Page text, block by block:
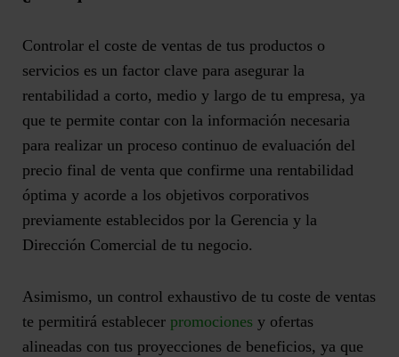
Controlar el coste de ventas de tus productos o
servicios es un factor clave para asegurar la
rentabilidad a corto, medio y largo de tu empresa, ya
que te permite contar con la información necesaria
para realizar un proceso continuo de evaluación del
precio final de venta que confirme una rentabilidad
óptima y acorde a los objetivos corporativos
previamente establecidos por la Gerencia y la
Dirección Comercial de tu negocio.
Asimismo, un control exhaustivo de tu coste de ventas
te permitirá establecer promociones y ofertas
alineadas con tus proyecciones de beneficios, ya que